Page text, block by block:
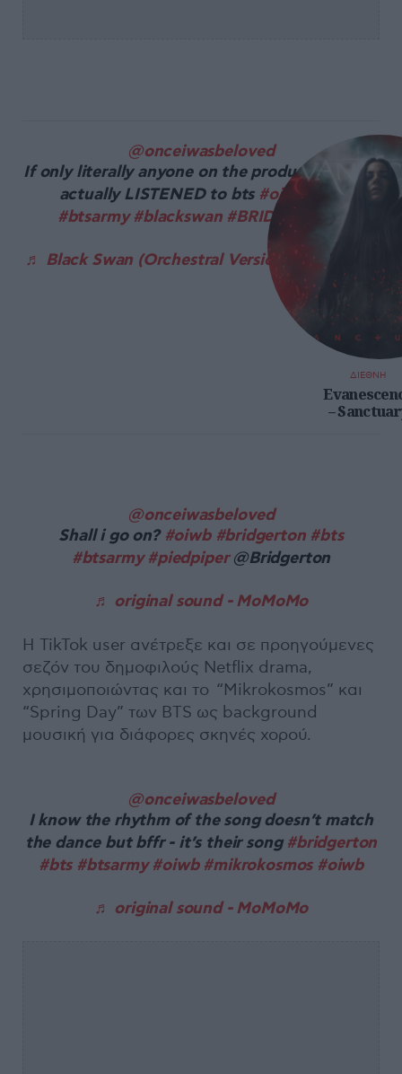
@onceiwasbeloved
If only literally anyone on the production team
actually LISTENED to bts #oiwb
#bts
#btsarmy #blackswan #BRIDGERTON
♬ Black Swan (Orchestral Version) - OMJamie
ΔΙΕΘΝΗ
–
@onceiwasbeloved
Shall i go on? #oiwb #bridgerton #bts
#btsarmy #piedpiper@Bridgerton
♬ original sound - MoMoMo
Η TikTok user ανέτρεξε και σε προηγούμενες
σεζόν του δημοφιλούς Netflix drama,
χρησιμοποιώντας και το “Mikrokosmos” και
“Spring Day” των BTS ως background
μουσική για διάφορες σκηνές χορού.
@onceiwasbeloved
I know the rhythm of the song doesn’t match
the dance but bffr - it’s their song #bridgerton
#bts #btsarmy #oiwb #mikrokosmos #oiwb
♬ original sound - MoMoMo